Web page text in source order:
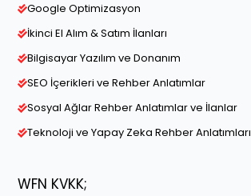
Google Optimizasyon
İkinci El Alım & Satım İlanları
Bilgisayar Yazılım ve Donanım
SEO İçerikleri ve Rehber Anlatımlar
Sosyal Ağlar Rehber Anlatımlar ve İlanlar
Teknoloji ve Yapay Zeka Rehber Anlatımları
WFN KVKK;